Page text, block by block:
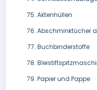
Aktenhüllen
Abschminktücher
Buchbinderstoffe
Papier und Pappe